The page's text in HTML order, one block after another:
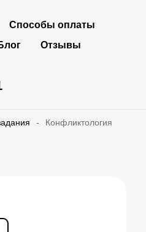
Способы оплаты
Отзывы
-
Конфликтология